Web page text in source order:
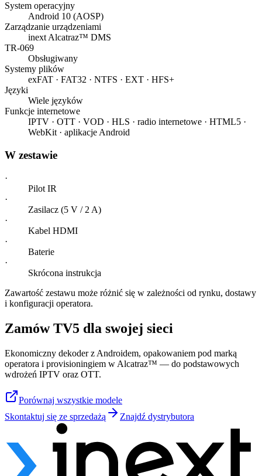
System operacyjny
Android 10 (AOSP)
Zarządzanie urządzeniami
inext Alcatraz™ DMS
TR-069
Obsługiwany
Systemy plików
exFAT · FAT32 · NTFS · EXT · HFS+
Języki
Wiele języków
Funkcje internetowe
IPTV · OTT · VOD · HLS · radio internetowe · HTML5 ·
WebKit · aplikacje Android
W zestawie
·
Pilot IR
·
Zasilacz (5 V / 2 A)
·
Kabel HDMI
·
Baterie
·
Skrócona instrukcja
Zawartość zestawu może różnić się w zależności od rynku, dostawy
i konfiguracji operatora.
Zamów TV5 dla swojej sieci
Ekonomiczny dekoder z Androidem, opakowaniem pod marką
operatora i provisioningiem w Alcatraz™ — do podstawowych
wdrożeń IPTV oraz OTT.
Porównaj wszystkie modele
Skontaktuj się ze sprzedażą
Znajdź dystrybutora